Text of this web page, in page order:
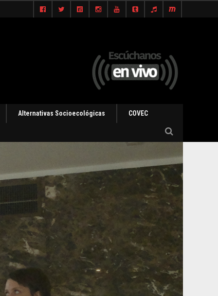
Alternativas Socioecológicas COVEC